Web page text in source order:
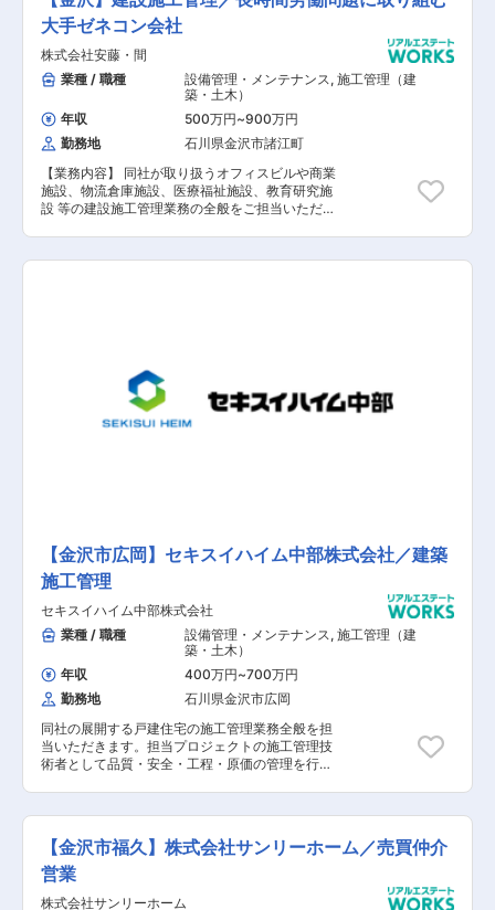
大手ゼネコン会社
株式会社安藤・間
業種 / 職種
設備管理・メンテナンス, 施工管理（建
築・土木）
年収
500万円~900万円
勤務地
石川県金沢市諸江町
【業務内容】 同社が取り扱うオフィスビルや商業
施設、物流倉庫施設、医療福祉施設、教育研究施
設 等の建設施工管理業務の全般をご担当いただ
仕事内容などは、ご自身の経験やスキルによって
り、シフト制で休暇を取得するだけでなく、現場
自体を閉所することで、協力会社社員も含めた業
界全体の長時間労働改善の取り組みを行なってお
り、社員の平均勤続年数は約18年・平均残業時間
【金沢市広岡】セキスイハイム中部株式会社／建築
施工管理
セキスイハイム中部株式会社
業種 / 職種
設備管理・メンテナンス, 施工管理（建
築・土木）
年収
400万円~700万円
勤務地
石川県金沢市広岡
同社の展開する戸建住宅の施工管理業務全般を担
当いただきます。担当プロジェクトの施工管理技
術者として品質・安全・工程・原価の管理を行い
捗・出来高管理、各工種担当協力会社への発注・
管理調整、図面チェック、施工図作成、、各種デ
ータ分析他、あらゆる事態に臨機応変に対応す
る。) ■安全衛生、労務管理並びに記録の保管な
ど ※試用期間の代わりに契約社員スタートです
が、100%正社員登用の実績あり。
【金沢市福久】株式会社サンリーホーム／売買仲介
営業
株式会社サンリーホーム